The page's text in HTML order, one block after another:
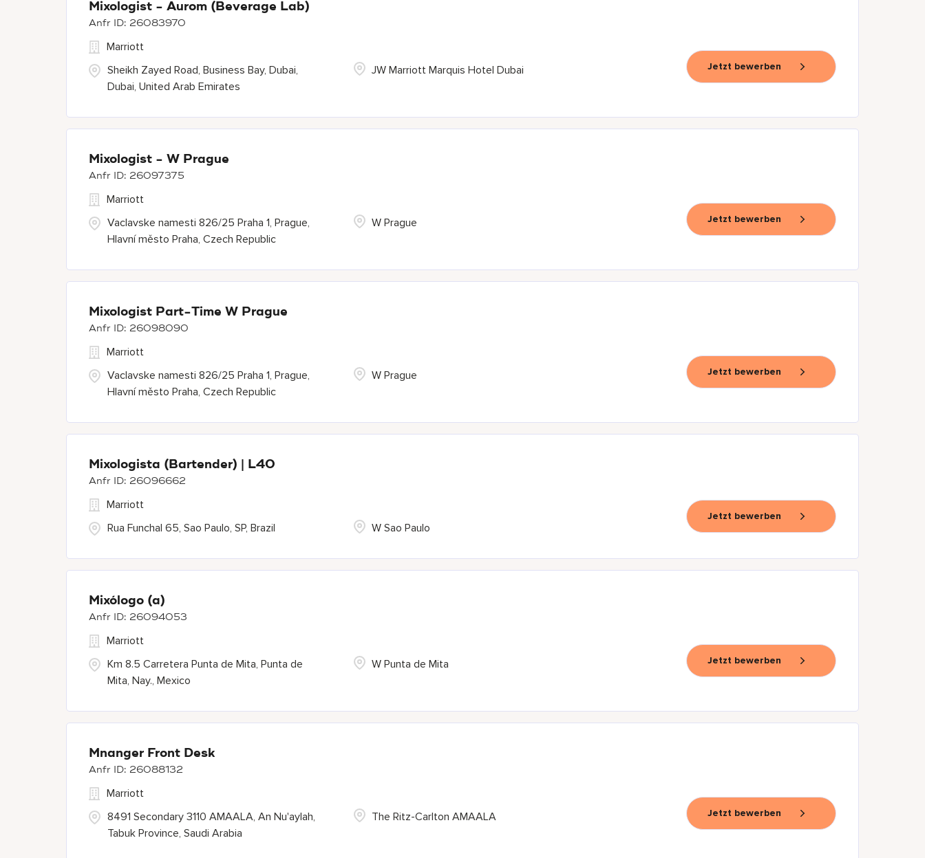
Mixologist - Aurom (Beverage Lab)
26083970
Sheikh Zayed Road, Business Bay, Dubai,
Dubai, United Arab Emirates
Marriott
JW Marriott Marquis Hotel Dubai
Jetzt bewerben
Mixologist - W Prague
26097375
Vaclavske namesti 826/25 Praha 1, Prague,
Hlavní město Praha, Czech Republic
Marriott
W Prague
Jetzt bewerben
Mixologist Part-Time W Prague
26098090
Vaclavske namesti 826/25 Praha 1, Prague,
Hlavní město Praha, Czech Republic
Marriott
W Prague
Jetzt bewerben
Mixologista (Bartender) | L40
26096662
Rua Funchal 65, Sao Paulo, SP, Brazil
Marriott
W Sao Paulo
Jetzt bewerben
Mixólogo (a)
26094053
Km 8.5 Carretera Punta de Mita, Punta de
Mita, Nay., Mexico
Marriott
W Punta de Mita
Jetzt bewerben
Mnanger Front Desk
26088132
8491 Secondary 3110 AMAALA, An Nu'aylah,
Tabuk Province, Saudi Arabia
Marriott
The Ritz-Carlton AMAALA
Jetzt bewerben